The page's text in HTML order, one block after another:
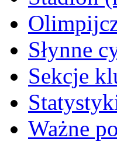
Słynne
Sekcje
Ważne